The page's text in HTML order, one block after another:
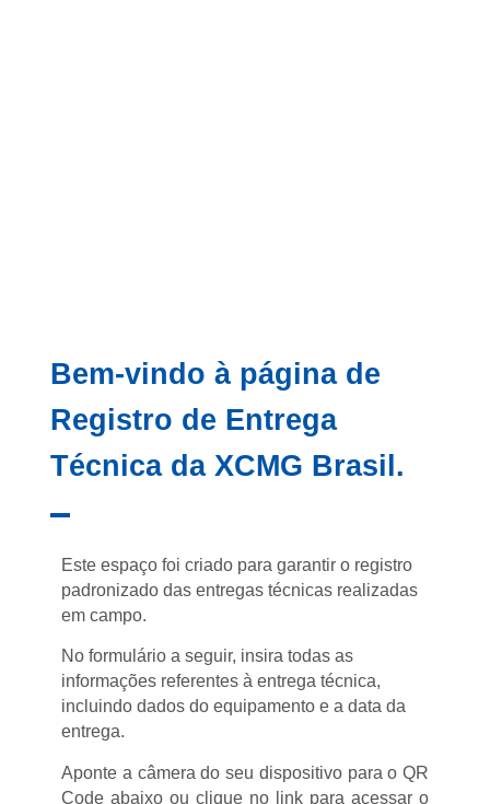
Bem-vindo à página de
Registro de Entrega
Técnica da XCMG Brasil.
Este espaço foi criado para garantir o registro
padronizado das entregas técnicas realizadas
em campo.
No formulário a seguir, insira todas as
informações referentes à entrega técnica,
incluindo dados do equipamento e a data da
entrega.
Aponte a câmera do seu dispositivo para o QR
Code abaixo ou clique no link para acessar o